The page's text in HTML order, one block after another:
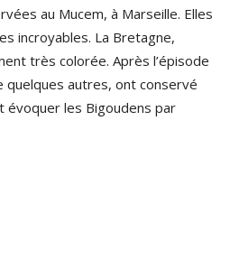
au Mucem, à Marseille. Elles
incroyables. La Bretagne,
très colorée. Après l’épisode
quelques autres, ont conservé
évoquer les Bigoudens par